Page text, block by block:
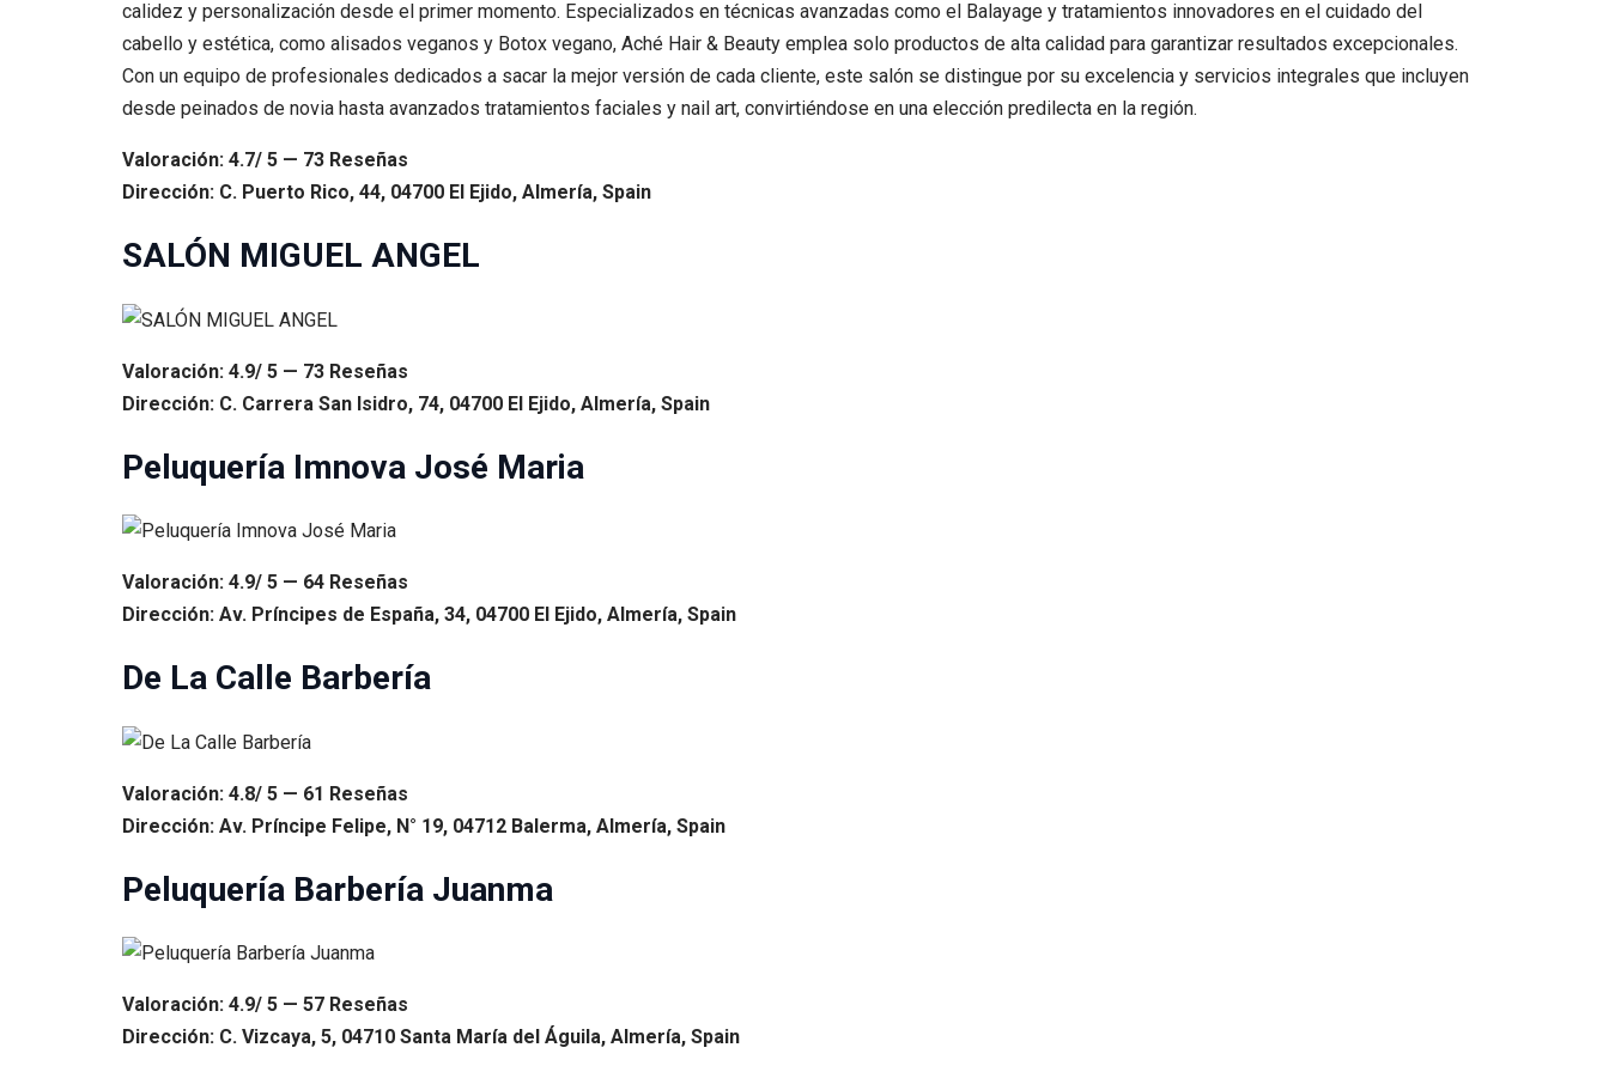
calidez y personalización desde el primer momento. Especializados en técnicas avanzadas como el Balayage y tratamientos innovadores en el cuidado del
cabello y estética, como alisados veganos y Botox vegano, Aché Hair & Beauty emplea solo productos de alta calidad para garantizar resultados excepcionales.
Con un equipo de profesionales dedicados a sacar la mejor versión de cada cliente, este salón se distingue por su excelencia y servicios integrales que incluyen
desde peinados de novia hasta avanzados tratamientos faciales y nail art, convirtiéndose en una elección predilecta en la región.
Valoración: 4.7/ 5 — 73 Reseñas
Dirección: C. Puerto Rico, 44, 04700 El Ejido, Almería, Spain
SALÓN MIGUEL ANGEL
Valoración: 4.9/ 5 — 73 Reseñas
Dirección: C. Carrera San Isidro, 74, 04700 El Ejido, Almería, Spain
Peluquería Imnova José Maria
Valoración: 4.9/ 5 — 64 Reseñas
Dirección: Av. Príncipes de España, 34, 04700 El Ejido, Almería, Spain
De La Calle Barbería
Valoración: 4.8/ 5 — 61 Reseñas
Dirección: Av. Príncipe Felipe, N° 19, 04712 Balerma, Almería, Spain
Peluquería Barbería Juanma
Valoración: 4.9/ 5 — 57 Reseñas
Dirección: C. Vizcaya, 5, 04710 Santa María del Águila, Almería, Spain